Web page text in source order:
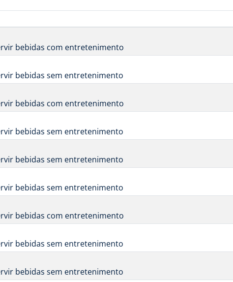
bebidas com entretenimento
bebidas sem entretenimento
bebidas com entretenimento
bebidas sem entretenimento
bebidas sem entretenimento
bebidas sem entretenimento
bebidas com entretenimento
bebidas sem entretenimento
bebidas sem entretenimento